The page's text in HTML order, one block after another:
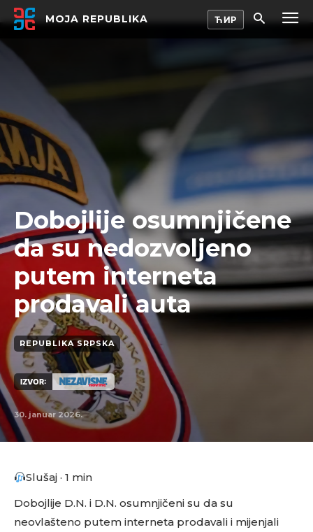
MOJA REPUBLIKA
Dobojlije osumnjičene
da su nedozvoljeno
putem interneta
prodavali auta
REPUBLIKA SRPSKA
IZVOR:
30. januar 2026.
Slušaj · 1 min
Dobojlije D.N. i D.N. osumnjičeni su da su
neovlašteno putem interneta prodavali i mijenjali